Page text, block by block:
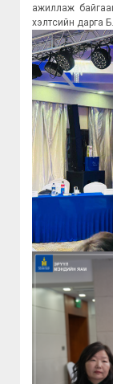
ажиллаж
хэлтсийн дарга